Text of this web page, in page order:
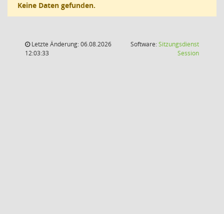
Keine Daten gefunden.
Letzte Änderung: 06.08.2026
12:03:33
Software:Sitzungsdienst
Session(Wird in